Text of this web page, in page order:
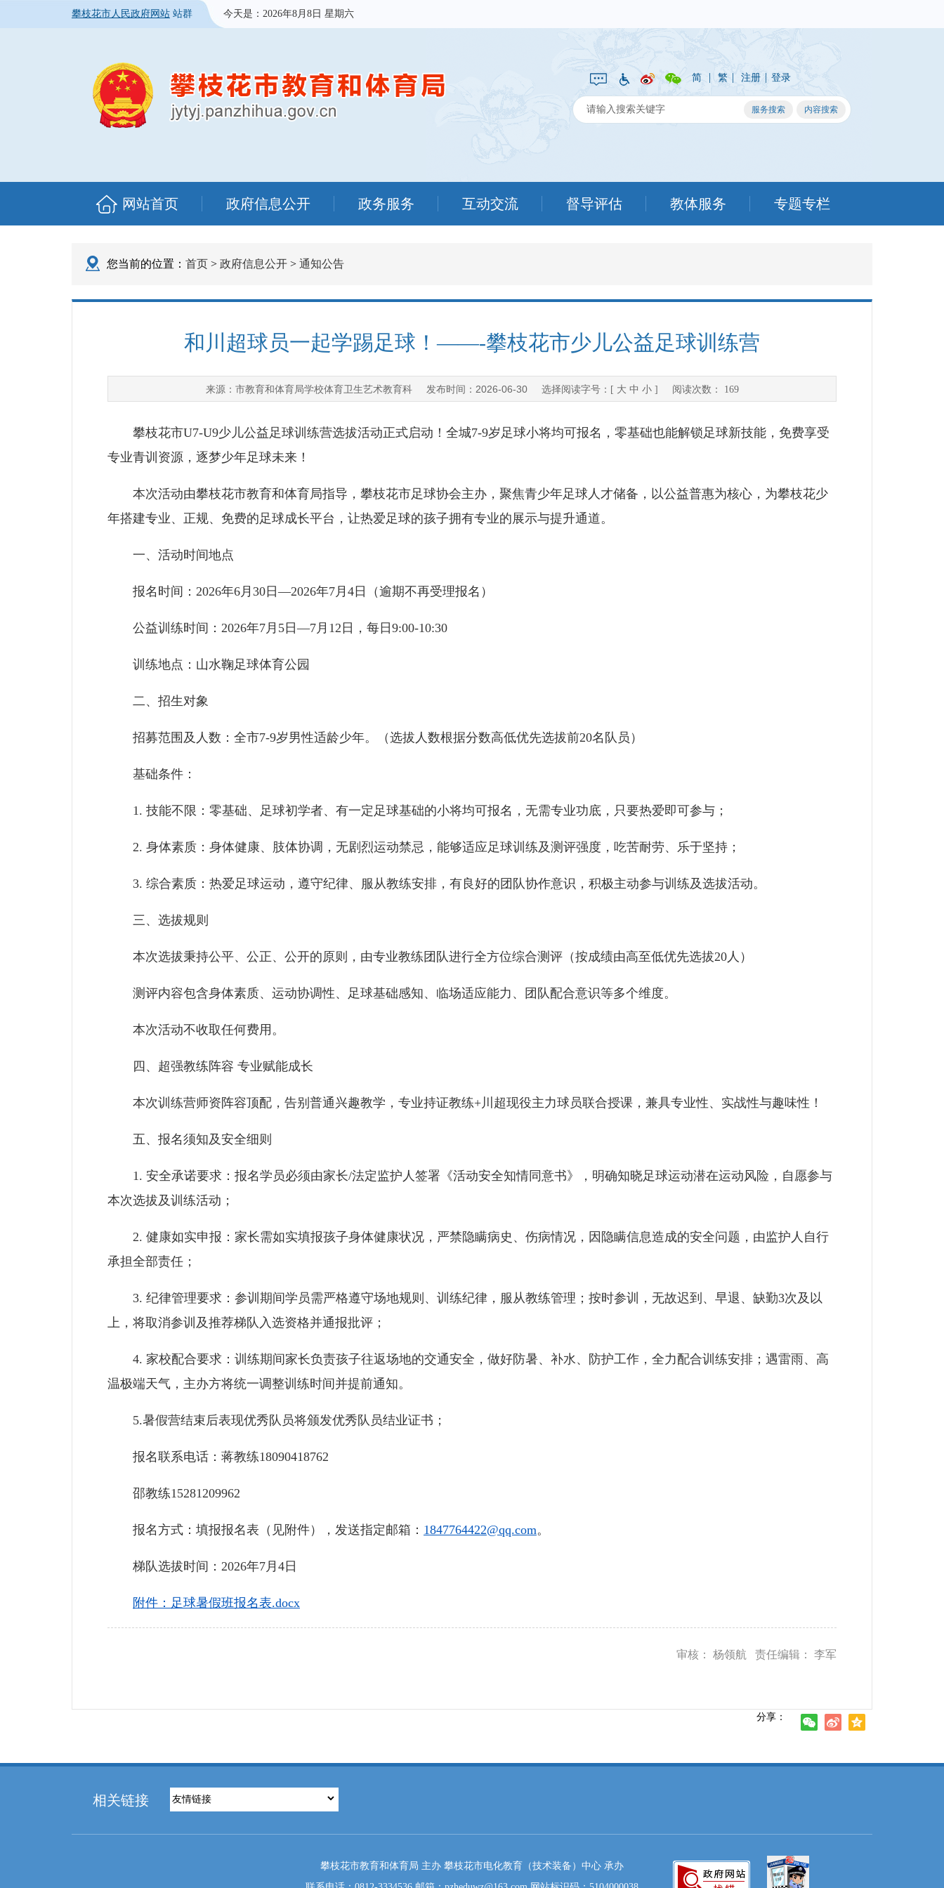
攀枝花市人民政府网站 站群 今天是： 2026年8月8日 星期六
简 | 繁 | 注册 | 登录
网站首页 政府信息公开 政务服务 互动交流 督导评估 教体服务 专题专栏
您当前的位置： 首页 > 政府信息公开 > 通知公告
和川超球员一起学踢足球！——-攀枝花市少儿公益足球训练营
来源： 市教育和体育局学校体育卫生艺术教育科发布时间： 2026-06-30选择阅读字号：[ 大 中 小] 阅读次数： 169
攀枝花市U7-U9少儿公益足球训练营选拔活动正式启动！全城7-9岁足球小将均可报名，零基础也能解锁足球新技能，免费享受
专业青训资源，逐梦少年足球未来！
本次活动由攀枝花市教育和体育局指导，攀枝花市足球协会主办，聚焦青少年足球人才储备，以公益普惠为核心，为攀枝花少
年搭建专业、正规、免费的足球成长平台，让热爱足球的孩子拥有专业的展示与提升通道。
一、活动时间地点
报名时间：2026年6月30日—2026年7月4日（逾期不再受理报名）
公益训练时间：2026年7月5日—7月12日，每日9:00-10:30
训练地点：山水鞠足球体育公园
二、招生对象
招募范围及人数：全市7-9岁男性适龄少年。（选拔人数根据分数高低优先选拔前20名队员）
基础条件：
1. 技能不限：零基础、足球初学者、有一定足球基础的小将均可报名，无需专业功底，只要热爱即可参与；
2. 身体素质：身体健康、肢体协调，无剧烈运动禁忌，能够适应足球训练及测评强度，吃苦耐劳、乐于坚持；
3. 综合素质：热爱足球运动，遵守纪律、服从教练安排，有良好的团队协作意识，积极主动参与训练及选拔活动。
三、选拔规则
本次选拔秉持公平、公正、公开的原则，由专业教练团队进行全方位综合测评（按成绩由高至低优先选拔20人）
测评内容包含身体素质、运动协调性、足球基础感知、临场适应能力、团队配合意识等多个维度。
本次活动不收取任何费用。
四、超强教练阵容 专业赋能成长
本次训练营师资阵容顶配，告别普通兴趣教学，专业持证教练+川超现役主力球员联合授课，兼具专业性、实战性与趣味性！
五、报名须知及安全细则
1. 安全承诺要求：报名学员必须由家长/法定监护人签署《活动安全知情同意书》，明确知晓足球运动潜在运动风险，自愿参与
本次选拔及训练活动；
2. 健康如实申报：家长需如实填报孩子身体健康状况，严禁隐瞒病史、伤病情况，因隐瞒信息造成的安全问题，由监护人自行
承担全部责任；
3. 纪律管理要求：参训期间学员需严格遵守场地规则、训练纪律，服从教练管理；按时参训，无故迟到、早退、缺勤3次及以
上，将取消参训及推荐梯队入选资格并通报批评；
4. 家校配合要求：训练期间家长负责孩子往返场地的交通安全，做好防暑、补水、防护工作，全力配合训练安排；遇雷雨、高
温极端天气，主办方将统一调整训练时间并提前通知。
5.暑假营结束后表现优秀队员将颁发优秀队员结业证书；
报名联系电话：蒋教练18090418762
邵教练15281209962
报名方式：填报报名表（见附件），发送指定邮箱： 1847764422@qq.com。
梯队选拔时间：2026年7月4日
附件：足球暑假班报名表.docx
审核： 杨领航 责任编辑： 李军
分享：
相关链接
攀枝花市教育和体育局 主办 攀枝花市电化教育（技术装备）中心 承办